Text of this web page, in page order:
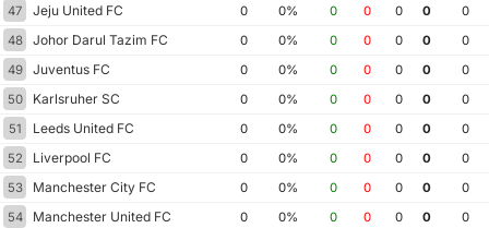
47
Jeju United FC 0 0% 0 0 0 0
0
48
Johor Darul Tazim FC 0 0% 0 0 0 0
0
49
Juventus FC 0 0% 0 0 0 0
0
50
Karlsruher SC 0 0% 0 0 0 0
0
51
Leeds United FC 0 0% 0 0 0 0
0
52
Liverpool FC 0 0% 0 0 0 0
0
53
Manchester City FC 0 0% 0 0 0 0
0
54
Manchester United FC 0 0% 0 0 0 0
0